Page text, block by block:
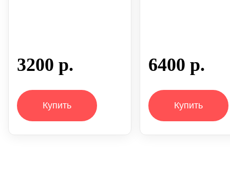
3200 р.
Купить
6400 р.
Купить